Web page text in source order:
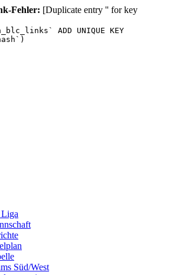
Fehler: [Duplicate entry '' for key
ADD UNIQUE KEY
Süd/West